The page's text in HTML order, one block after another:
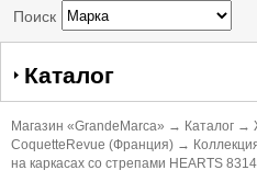
Поиск
Каталог
Магазин «GrandeMarca» → Каталог →
CoquetteRevue (Франция) →
на каркасах со стрепами HEARTS